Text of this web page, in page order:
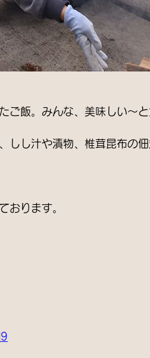
ご飯。みんな、美味しい〜と
しし汁や漬物、椎茸昆布の佃
おります。